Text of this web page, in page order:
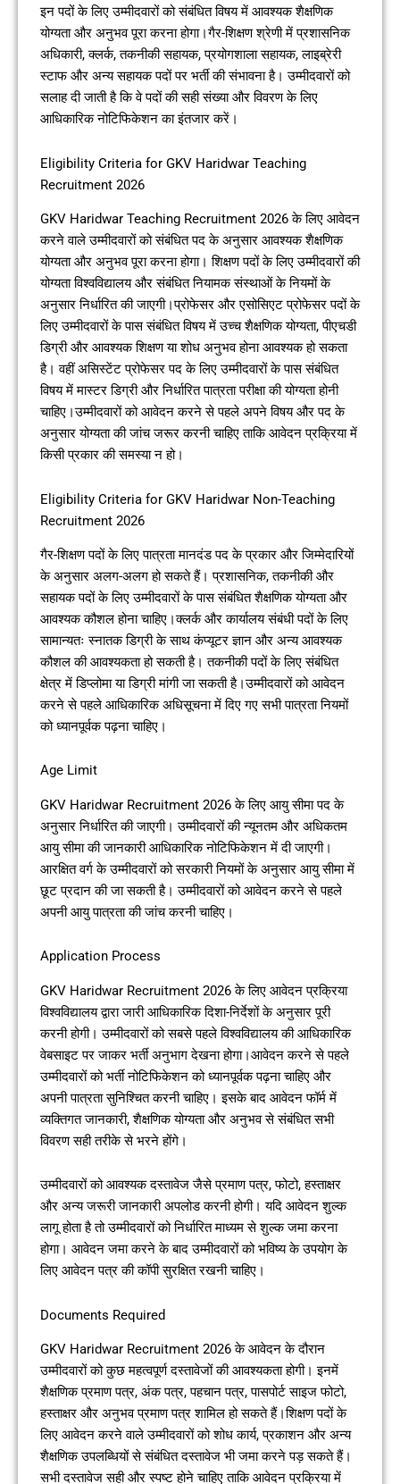
इन पदों के लिए उम्मीदवारों को संबंधित विषय में आवश्यक शैक्षणिक
योग्यता और अनुभव पूरा करना होगा।गैर-शिक्षण श्रेणी में प्रशासनिक
अधिकारी, क्लर्क, तकनीकी सहायक, प्रयोगशाला सहायक, लाइब्रेरी
स्टाफ और अन्य सहायक पदों पर भर्ती की संभावना है। उम्मीदवारों को
सलाह दी जाती है कि वे पदों की सही संख्या और विवरण के लिए
आधिकारिक नोटिफिकेशन का इंतजार करें।
Eligibility Criteria for GKV Haridwar Teaching
Recruitment 2026
GKV Haridwar Teaching Recruitment 2026 के लिए आवेदन
करने वाले उम्मीदवारों को संबंधित पद के अनुसार आवश्यक शैक्षणिक
योग्यता और अनुभव पूरा करना होगा। शिक्षण पदों के लिए उम्मीदवारों की
योग्यता विश्वविद्यालय और संबंधित नियामक संस्थाओं के नियमों के
अनुसार निर्धारित की जाएगी।प्रोफेसर और एसोसिएट प्रोफेसर पदों के
लिए उम्मीदवारों के पास संबंधित विषय में उच्च शैक्षणिक योग्यता, पीएचडी
डिग्री और आवश्यक शिक्षण या शोध अनुभव होना आवश्यक हो सकता
है। वहीं असिस्टेंट प्रोफेसर पद के लिए उम्मीदवारों के पास संबंधित
विषय में मास्टर डिग्री और निर्धारित पात्रता परीक्षा की योग्यता होनी
चाहिए।उम्मीदवारों को आवेदन करने से पहले अपने विषय और पद के
अनुसार योग्यता की जांच जरूर करनी चाहिए ताकि आवेदन प्रक्रिया में
किसी प्रकार की समस्या न हो।
Eligibility Criteria for GKV Haridwar Non-Teaching
Recruitment 2026
गैर-शिक्षण पदों के लिए पात्रता मानदंड पद के प्रकार और जिम्मेदारियों
के अनुसार अलग-अलग हो सकते हैं। प्रशासनिक, तकनीकी और
सहायक पदों के लिए उम्मीदवारों के पास संबंधित शैक्षणिक योग्यता और
आवश्यक कौशल होना चाहिए।क्लर्क और कार्यालय संबंधी पदों के लिए
सामान्यतः स्नातक डिग्री के साथ कंप्यूटर ज्ञान और अन्य आवश्यक
कौशल की आवश्यकता हो सकती है। तकनीकी पदों के लिए संबंधित
क्षेत्र में डिप्लोमा या डिग्री मांगी जा सकती है।उम्मीदवारों को आवेदन
करने से पहले आधिकारिक अधिसूचना में दिए गए सभी पात्रता नियमों
को ध्यानपूर्वक पढ़ना चाहिए।
Age Limit
GKV Haridwar Recruitment 2026 के लिए आयु सीमा पद के
अनुसार निर्धारित की जाएगी। उम्मीदवारों की न्यूनतम और अधिकतम
आयु सीमा की जानकारी आधिकारिक नोटिफिकेशन में दी जाएगी।
आरक्षित वर्ग के उम्मीदवारों को सरकारी नियमों के अनुसार आयु सीमा में
छूट प्रदान की जा सकती है। उम्मीदवारों को आवेदन करने से पहले
अपनी आयु पात्रता की जांच करनी चाहिए।
Application Process
GKV Haridwar Recruitment 2026 के लिए आवेदन प्रक्रिया
विश्वविद्यालय द्वारा जारी आधिकारिक दिशा-निर्देशों के अनुसार पूरी
करनी होगी। उम्मीदवारों को सबसे पहले विश्वविद्यालय की आधिकारिक
वेबसाइट पर जाकर भर्ती अनुभाग देखना होगा।आवेदन करने से पहले
उम्मीदवारों को भर्ती नोटिफिकेशन को ध्यानपूर्वक पढ़ना चाहिए और
अपनी पात्रता सुनिश्चित करनी चाहिए। इसके बाद आवेदन फॉर्म में
व्यक्तिगत जानकारी, शैक्षणिक योग्यता और अनुभव से संबंधित सभी
विवरण सही तरीके से भरने होंगे।
उम्मीदवारों को आवश्यक दस्तावेज जैसे प्रमाण पत्र, फोटो, हस्ताक्षर
और अन्य जरूरी जानकारी अपलोड करनी होगी। यदि आवेदन शुल्क
लागू होता है तो उम्मीदवारों को निर्धारित माध्यम से शुल्क जमा करना
होगा। आवेदन जमा करने के बाद उम्मीदवारों को भविष्य के उपयोग के
लिए आवेदन पत्र की कॉपी सुरक्षित रखनी चाहिए।
Documents Required
GKV Haridwar Recruitment 2026 के आवेदन के दौरान
उम्मीदवारों को कुछ महत्वपूर्ण दस्तावेजों की आवश्यकता होगी। इनमें
शैक्षणिक प्रमाण पत्र, अंक पत्र, पहचान पत्र, पासपोर्ट साइज फोटो,
हस्ताक्षर और अनुभव प्रमाण पत्र शामिल हो सकते हैं।शिक्षण पदों के
लिए आवेदन करने वाले उम्मीदवारों को शोध कार्य, प्रकाशन और अन्य
शैक्षणिक उपलब्धियों से संबंधित दस्तावेज भी जमा करने पड़ सकते हैं।
सभी दस्तावेज सही और स्पष्ट होने चाहिए ताकि आवेदन प्रक्रिया में